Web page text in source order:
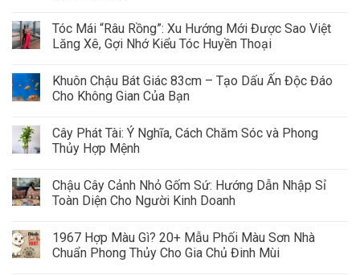
Tóc Mái “Râu Rồng”: Xu Hướng Mới Được Sao Việt
Lăng Xê, Gợi Nhớ Kiểu Tóc Huyền Thoại
Khuôn Chậu Bát Giác 83cm – Tạo Dấu Ấn Độc Đáo
Cho Không Gian Của Bạn
Cây Phát Tài: Ý Nghĩa, Cách Chăm Sóc và Phong
Thủy Hợp Mệnh
Chậu Cây Cảnh Nhỏ Gốm Sứ: Hướng Dẫn Nhập Sỉ
Toàn Diện Cho Người Kinh Doanh
1967 Hợp Màu Gì? 20+ Mẫu Phối Màu Sơn Nhà
Chuẩn Phong Thủy Cho Gia Chủ Đinh Mùi